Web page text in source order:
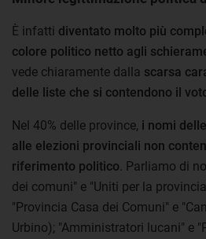
È infatti diventato molto più
colore politico netto agli
vede chiaramente dalla scarsa
delle liste che si contendono il
Nel 40% delle province, i nomi
alle elezioni provinciali non
riferimento politico . Parliamo di
dei comuni" e "Uniti per la
"Provincia Casa dei Comuni" e
Urbino); "Amministratori lucani" e